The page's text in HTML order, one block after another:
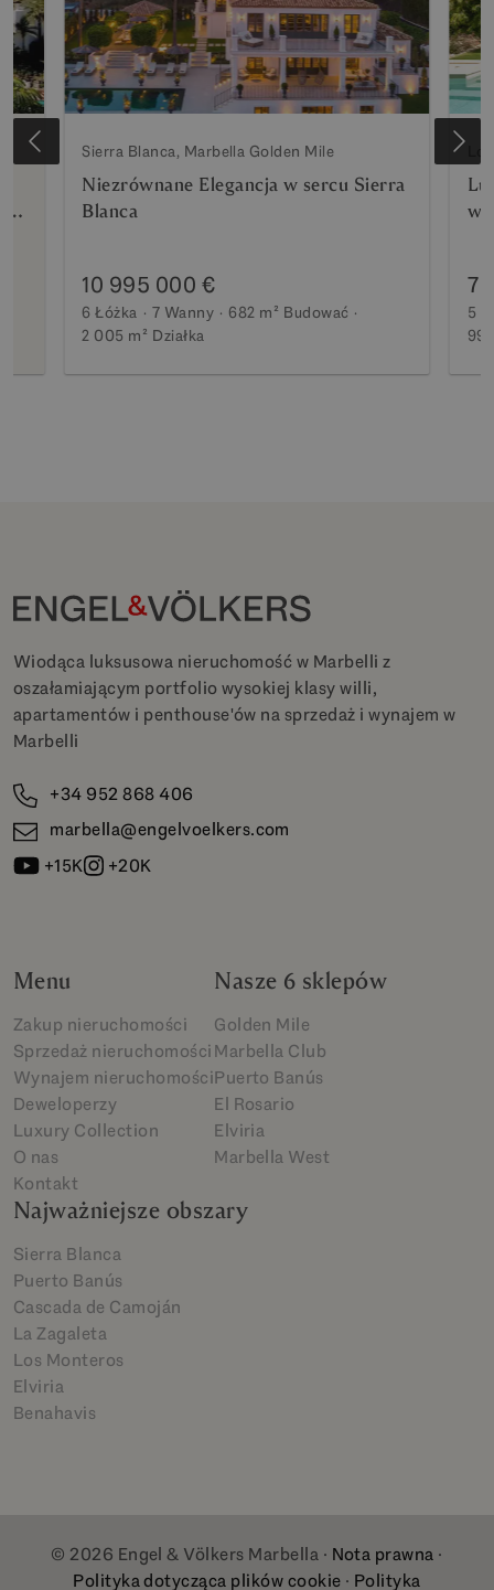
Sierra Blanca, Marbella Golden Mile
Niezrównane Elegancja w sercu Sierra
Blanca
10 995 000 €
6 Łóżka 7 Wanny 682 m² Budować
2 005 m² Działka
7
5
Wiodąca luksusowa nieruchomość w Marbelli z
oszałamiającym portfolio wysokiej klasy willi,
apartamentów i penthouse'ów na sprzedaż i wynajem w
Marbelli
+34 952 868 406
marbella@engelvoelkers.com
+15K
+20K
Menu
Zakup nieruchomości
Sprzedaż nieruchomości
Wynajem nieruchomości
Deweloperzy
Luxury Collection
O nas
Kontakt
Nasze 6 sklepów
Golden Mile
Marbella Club
Puerto Banús
El Rosario
Elviria
Marbella West
Najważniejsze obszary
Sierra Blanca
Puerto Banús
Cascada de Camoján
La Zagaleta
Los Monteros
Elviria
Benahavis
© 2026 Engel & Völkers Marbella · Nota prawna ·
Polityka dotycząca plików cookie · Polityka